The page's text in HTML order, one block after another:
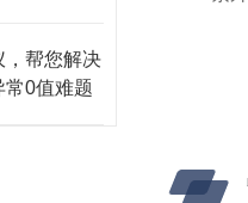
，帮您解决
常0值难题